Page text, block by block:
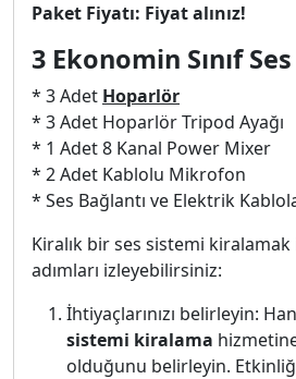
Paket Fiyatı: Fiyat alınız!
3 Ekonomin Sınıf
* 3 Adet Hoparlör
* 3 Adet Hoparlör Tripod Ayağı
* 1 Adet 8 Kanal Power Mixer
* 2 Adet Kablolu Mikrofon
* Ses Bağlantı ve Elektrik
Kiralık bir ses sistemi kiralamak
adımları izleyebilirsiniz:
İhtiyaçlarınızı belirleyin:
sistemi kiralama
olduğunu belirleyin.